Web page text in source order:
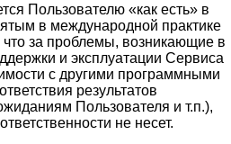
Пользователю «как есть» в
в международной практике
что за проблемы, возникающие в
и эксплуатации Сервиса
с другими программными
результатов
Пользователя и т.п.),
не несет.